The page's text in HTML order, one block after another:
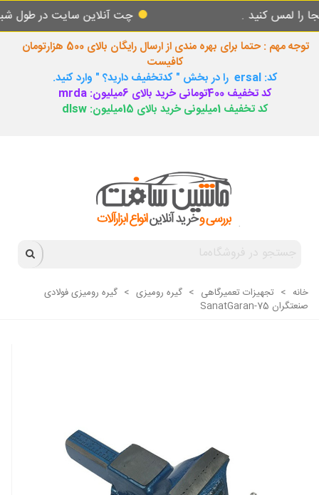
کنید . چت آنلاین سایت در طول شبانه
توجه مهم : حتما برای بهره مندی از ارسال رایگان بالای 500 هزارتومان
کافیست
کد: ersal را در بخش " کدتخفیف دارید؟ " وارد کنید.
کد تخفیف 400تومانی خرید بالای 6میلیون: mrda
کد تخفیف 1میلیونی خرید بالای 15میلیون: dlsw
خانه > تجهیزات تعمیرگاهی > گیره رومیزی > گیره رومیزی فولادی
صنعتگران SanatGaran-75